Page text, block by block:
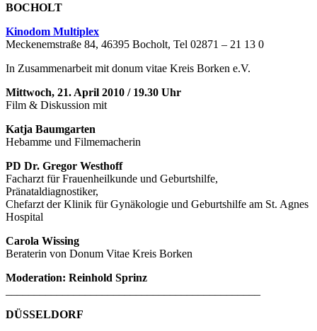
BOCHOLT
Kinodom Multiplex
Meckenemstraße 84, 46395 Bocholt, Tel 02871 – 21 13 0
In Zusammenarbeit mit donum vitae Kreis Borken e.V.
Mittwoch, 21. April 2010 / 19.30 Uhr
Film & Diskussion mit
Katja Baumgarten
Hebamme und Filmemacherin
PD Dr. Gregor Westhoff
Facharzt für Frauenheilkunde und Geburtshilfe,
Pränataldiagnostiker,
Chefarzt der Klinik für Gynäkologie und Geburtshilfe am St. Agnes
Hospital
Carola Wissing
Beraterin von Donum Vitae Kreis Borken
Moderation: Reinhold Sprinz
DÜSSELDORF